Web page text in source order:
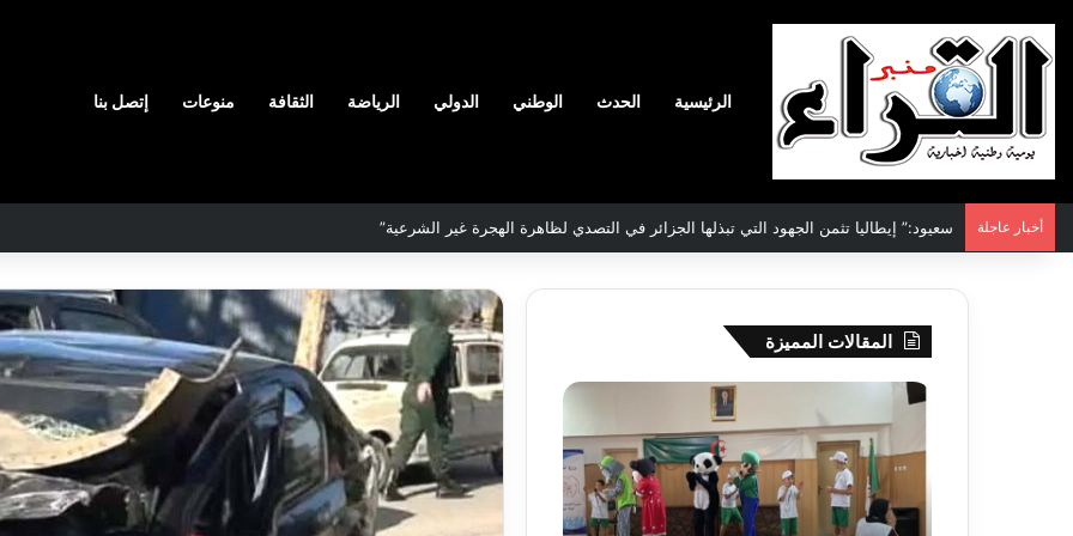
الرئيسية الحدث الوطني الدولي الرياضة الثقافة منوعات إتصل بنا
أخبار عاجلة الاتفاقية الأممية بشأن تغير المناخ :الجزائر تودع مساهمتها الوطنية المحددة لسنة 2026
المقالات المميزة
جيجل:
انطلاق
المخيم
لفائدة
2026-08-03
نادي
وفاق
يضم
المدافع
شمس